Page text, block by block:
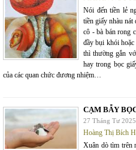
Nói đến tiền lẻ
tiền giấy nhàu nát
cô - bà bán rong
đầy bụi khói
thì thường gắn
hay trong bọc
của các quan chức đương nhiệm…
CẠM BẪY
27 Tháng Tư 2025
Hoàng Thị Bích
Xuân dò tìm trên